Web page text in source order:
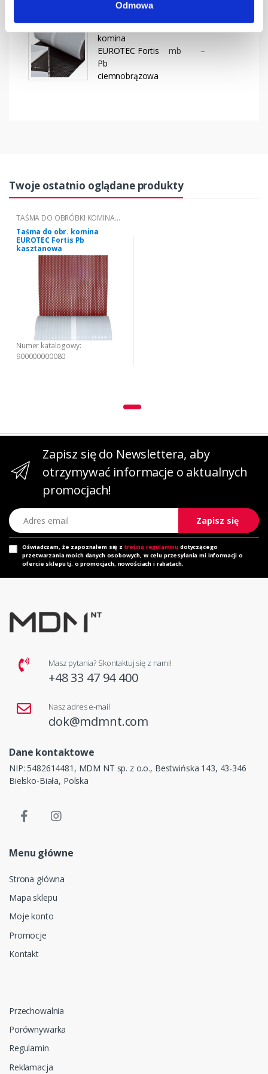
Odmowa
Taśma do obr.
komina
EUROTEC Fortis
Pb
ciemnobrązowa
mb –
Twoje ostatnio oglądane produkty
TAŚMA DO OBRÓBKI KOMINA
EUROTEC FORTIS PB
Taśma do obr. komina
EUROTEC Fortis Pb
kasztanowa
Numer katalogowy:
900000000080
Zapisz się do Newslettera, aby
otrzymywać informacje o aktualnych
promocjach!
Adres email
Zapisz się
Oświadczam, że zapoznałem się z treścią regulaminu dotyczącego
przetwarzania moich danych osobowych, w celu przesyłania mi informacji o
ofercie sklepu tj. o promocjach, nowościach i rabatach.
Masz pytania? Skontaktuj się z nami!
+48 33 47 94 400
Nasz adres e-mail
dok@mdmnt.com
Dane kontaktowe
NIP: 5482614481, MDM NT sp. z o.o., Bestwińska 143, 43-346
Bielsko-Biała, Polska
Menu główne
Strona główna
Mapa sklepu
Moje konto
Promocje
Kontakt
Przechowalnia
Porównywarka
Regulamin
Reklamacja